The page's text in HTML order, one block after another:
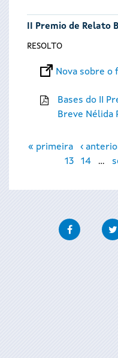
II Premio de Relato
RESOLTO
Nova sobre o
Bases do II
Breve Nélida
Páxinas
« primeira ‹
13
14 …